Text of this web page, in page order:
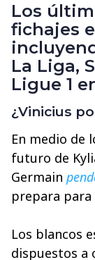
Los
fichajes
La Liga,
Ligue 1
¿Vinicius
En medio de
futuro de
Germain
prepara
Los blancos
dispuestos a